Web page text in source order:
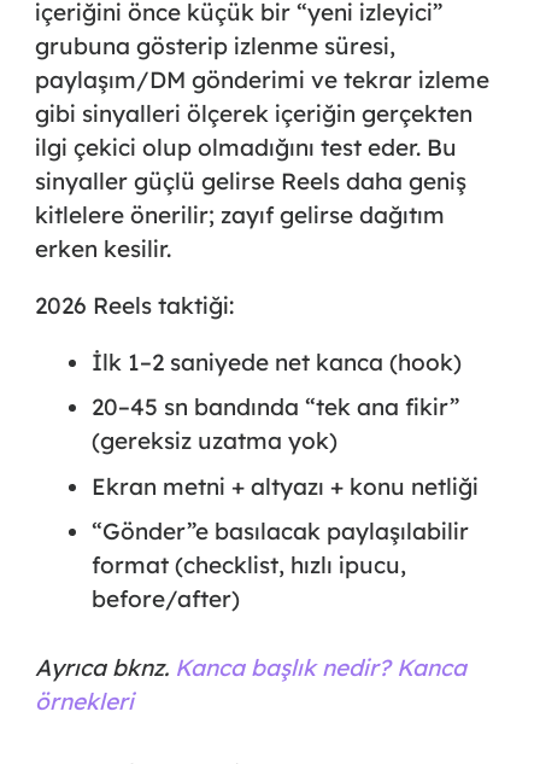
içeriğini önce küçük bir “yeni izleyici”
grubuna gösterip izlenme süresi,
paylaşım/DM gönderimi ve tekrar izleme
gibi sinyalleri ölçerek içeriğin gerçekten
ilgi çekici olup olmadığını test eder. Bu
sinyaller güçlü gelirse Reels daha geniş
kitlelere önerilir; zayıf gelirse dağıtım
erken kesilir.
2026 Reels taktiği:
İlk 1–2 saniyede net kanca (hook)
20–45 sn bandında “tek ana fikir”
(gereksiz uzatma yok)
Ekran metni + altyazı + konu netliği
“Gönder”e basılacak paylaşılabilir
format (checklist, hızlı ipucu,
before/after)
Ayrıca bknz. Kanca başlık nedir? Kanca
örnekleri